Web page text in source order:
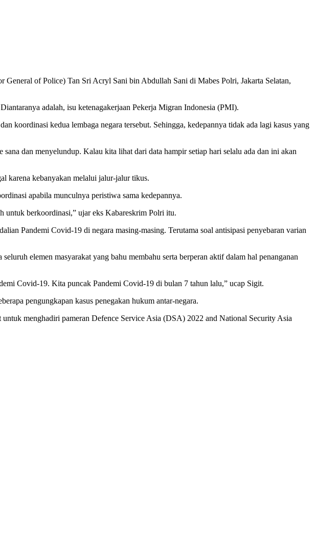
of Police) Tan Sri Acryl Sani bin Abdullah Sani di Mabes Polri, Jakarta Selatan,
adalah, isu ketenagakerjaan Pekerja Migran Indonesia (PMI).
koordinasi kedua lembaga negara tersebut. Sehingga, kedepannya tidak ada lagi kasus yang
dan menyelundup. Kalau kita lihat dari data hampir setiap hari selalu ada dan ini akan
karena kebanyakan melalui jalur-jalur tikus.
apabila munculnya peristiwa sama kedepannya.
untuk berkoordinasi,” ujar eks Kabareskrim Polri itu.
Pandemi Covid-19 di negara masing-masing. Terutama soal antisipasi penyebaran varian
elemen masyarakat yang bahu membahu serta berperan aktif dalam hal penanganan
Covid-19. Kita puncak Pandemi Covid-19 di bulan 7 tahun lalu,” ucap Sigit.
pengungkapan kasus penegakan hukum antar-negara.
menghadiri pameran Defence Service Asia (DSA) 2022 and National Security Asia